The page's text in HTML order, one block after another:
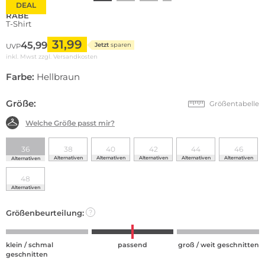
DEAL
RABE
T-Shirt
UVP45,99 31,99 Jetzt sparen
inkl. Mwst zzgl. Versandkosten
Farbe: Hellbraun
Größe: Größentabelle
Welche Größe passt mir?
36
Alternativen
38
Alternativen
40
Alternativen
42
Alternativen
44
Alternativen
46
Alternativen
48
Alternativen
Größenbeurteilung: ?
klein / schmal
geschnitten
passend groß / weit geschnitten